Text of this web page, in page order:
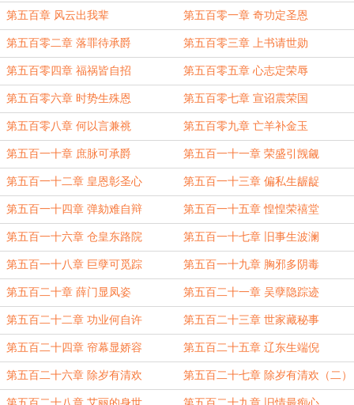
第五百章 风云出我辈 第五百零一章 奇功定圣恩
第五百零二章 落罪待承爵 第五百零三章 上书请世勋
第五百零四章 福祸皆自招 第五百零五章 心志定荣辱
第五百零六章 时势生殊恩 第五百零七章 宣诏震荣国
第五百零八章 何以言兼祧 第五百零九章 亡羊补金玉
第五百一十章 庶脉可承爵 第五百一十一章 荣盛引觊觎
第五百一十二章 皇恩彰圣心 第五百一十三章 偏私生龌龊
第五百一十四章 弹劾难自辩 第五百一十五章 惶惶荣禧堂
第五百一十六章 仓皇东路院 第五百一十七章 旧事生波澜
第五百一十八章 巨孽可觅踪 第五百一十九章 胸邪多阴毒
第五百二十章 薛门显凤姿 第五百二十一章 吴孽隐踪迹
第五百二十二章 功业何自许 第五百二十三章 世家藏秘事
第五百二十四章 帘幕显娇容 第五百二十五章 辽东生端倪
第五百二十六章 除岁有清欢 第五百二十七章 除岁有清欢（二）